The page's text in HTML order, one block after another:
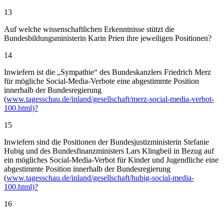
13
Auf welche wissenschaftlichen Erkenntnisse stützt die
Bundesbildungsministerin Karin Prien ihre jeweiligen Positionen?
14
Inwiefern ist die „Sympathie“ des Bundeskanzlers Friedrich Merz
für mögliche Social-Media-Verbote eine abgestimmte Position
innerhalb der Bundesregierung
(www.tagesschau.de/inland/gesellschaft/merz-social-media-verbot-
100.html)?
15
Inwiefern sind die Positionen der Bundesjustizministerin Stefanie
Hubig und des Bundesfinanzministers Lars Klingbeil in Bezug auf
ein mögliches Social-Media-Verbot für Kinder und Jugendliche eine
abgestimmte Position innerhalb der Bundesregierung
(www.tagesschau.de/inland/gesellschaft/hubig-social-media-
100.html)?
16